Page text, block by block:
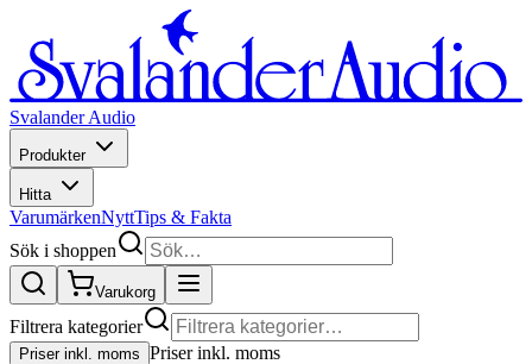
Svalander Audio
Produkter
Hitta
VarumärkenNyttTips & Fakta
Sök i shoppen
Varukorg
Filtrera kategorier
Priser inkl. moms Priser inkl. moms